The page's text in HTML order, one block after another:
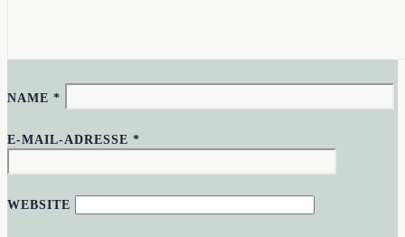
NAME*
E-MAIL-ADRESSE*
WEBSITE